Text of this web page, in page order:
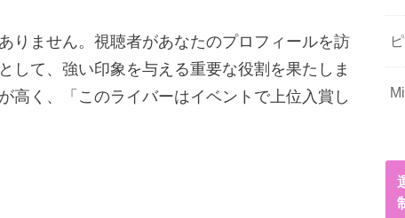
りません。視聴者があなたのプロフィールを訪
して、強い印象を与える重要な役割を果たしま
高く、「このライバーはイベントで上位入賞し